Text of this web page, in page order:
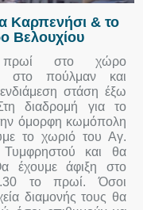
Καρπενήσι & το
Βελουχίου
πρωί στο χώρο
στο πούλμαν και
στάση έξω
διαδρομή για το
όμορφη κωμόπολη
το χωριό του Αγ.
και θα
έχουμε άφιξη στο
το πρωί. Όσοι
διαμονής τους θα